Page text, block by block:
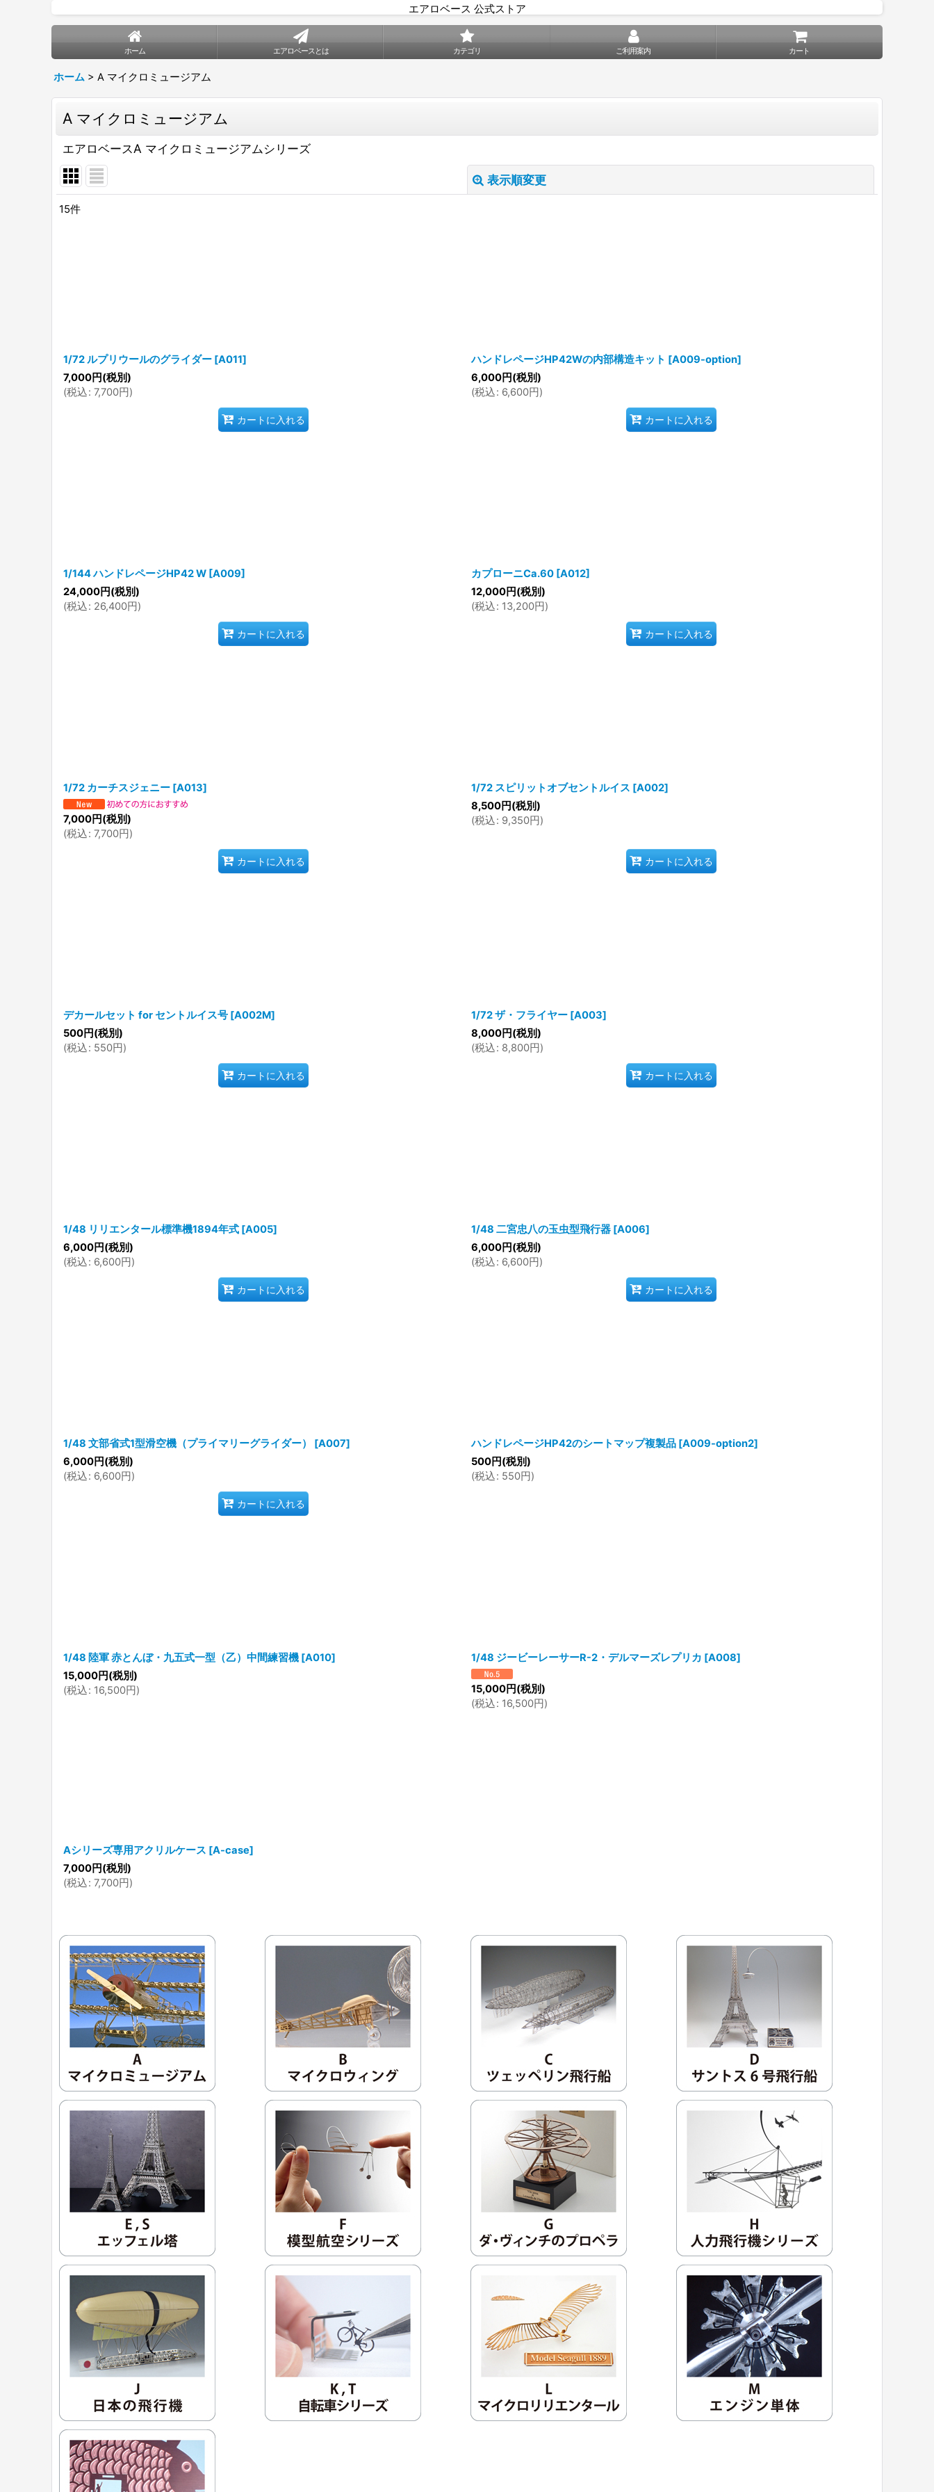
エアロベース 公式ストア
ホーム エアロベースとは カテゴリ ご利用案内 カート
ホーム > A マイクロミュージアム
A マイクロミュージアム
エアロベースA マイクロミュージアムシリーズ
表示順変更
15件
1/72 ルプリウールのグライダー [A011]
7,000円(税別)
(税込: 7,700円)
カートに入れる
ハンドレページHP42Wの内部構造キット [A009-option]
6,000円(税別)
(税込: 6,600円)
カートに入れる
1/144 ハンドレページHP42 W [A009]
24,000円(税別)
(税込: 26,400円)
カートに入れる
カプローニCa.60 [A012]
12,000円(税別)
(税込: 13,200円)
カートに入れる
1/72 カーチスジェニー [A013]
7,000円(税別)
(税込: 7,700円)
カートに入れる
1/72 スピリットオブセントルイス [A002]
8,500円(税別)
(税込: 9,350円)
カートに入れる
デカールセット for セントルイス号 [A002M]
500円(税別)
(税込: 550円)
カートに入れる
1/72 ザ・フライヤー [A003]
8,000円(税別)
(税込: 8,800円)
カートに入れる
1/48 リリエンタール標準機1894年式 [A005]
6,000円(税別)
(税込: 6,600円)
カートに入れる
1/48 二宮忠八の玉虫型飛行器 [A006]
6,000円(税別)
(税込: 6,600円)
カートに入れる
1/48 文部省式1型滑空機（プライマリーグライダー） [A007]
6,000円(税別)
(税込: 6,600円)
カートに入れる
ハンドレページHP42のシートマップ複製品 [A009-option2]
500円(税別)
(税込: 550円)
1/48 陸軍 赤とんぼ・九五式一型（乙）中間練習機 [A010]
15,000円(税別)
(税込: 16,500円)
1/48 ジービーレーサーR-2・デルマーズレプリカ [A008]
15,000円(税別)
(税込: 16,500円)
Aシリーズ専用アクリルケース [A-case]
7,000円(税別)
(税込: 7,700円)